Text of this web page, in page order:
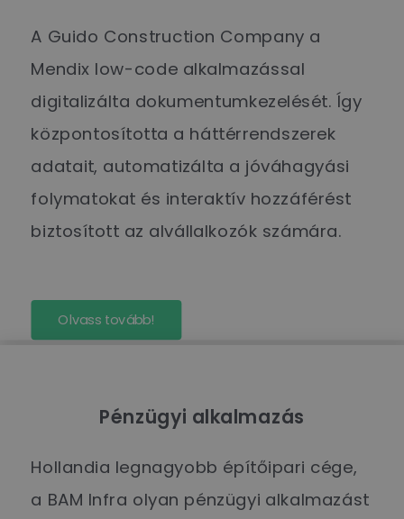
A Guido Construction Company a
Mendix low-code alkalmazással
digitalizálta dokumentumkezelését. Így
központosította a háttérrendszerek
adatait, automatizálta a jóváhagyási
folymatokat és interaktív hozzáférést
biztosított az alvállalkozók számára.
Olvass tovább!
Pénzügyi alkalmazás
Hollandia legnagyobb építőipari cége,
a BAM Infra olyan pénzügyi alkalmazást